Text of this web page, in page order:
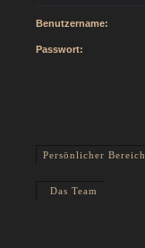
Benutzername:
Passwort:
Persönlicher Bereich
Das Team